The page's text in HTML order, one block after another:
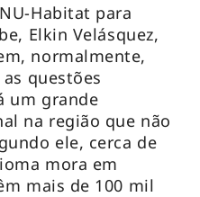
Habitat para
Elkin Velásquez,
normalmente,
questões
um grande
na região que não
ele, cerca de
mora em
mais de 100 mil